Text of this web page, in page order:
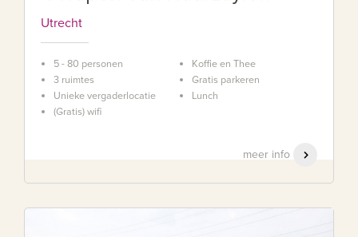
Utrecht
5 - 80 personen
3 ruimtes
Unieke vergaderlocatie
(Gratis) wifi
Koffie en Thee
Gratis parkeren
Lunch
meer info